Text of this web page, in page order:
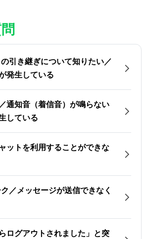
引き継ぎについて知りたい／
発生している
通知音（着信音）が鳴らない
している
ットを利用することができな
／メッセージが送信できなく
ログアウトされました」と突